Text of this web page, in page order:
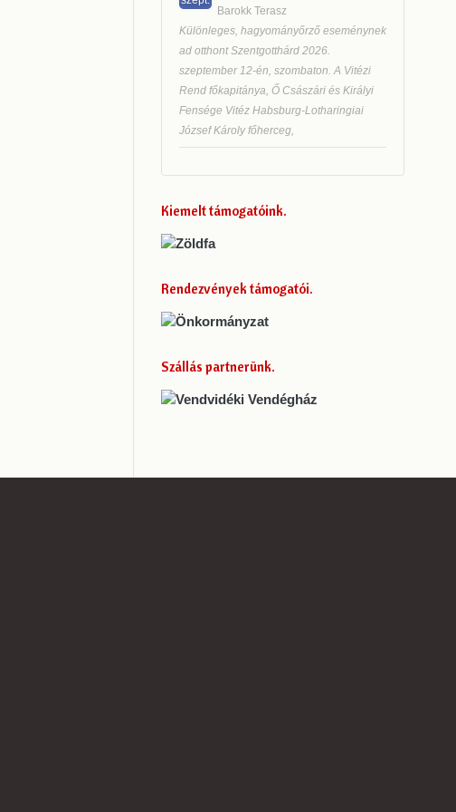
Barokk Terasz
Különleges, hagyományőrző eseménynek
ad otthont Szentgotthárd 2026.
szeptember 12-én, szombaton. A Vitézi
Rend főkapitánya, Ő Császári és Királyi
Fensége Vitéz Habsburg-Lotharingiai
József Károly főherceg,
Kiemelt támogatóink
Rendezvények támogatói
Szállás partnerünk